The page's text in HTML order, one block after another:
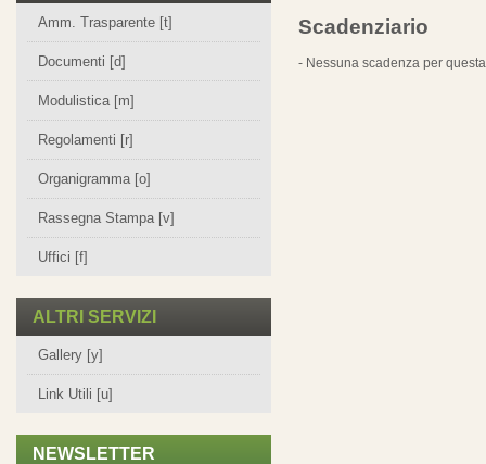
Amm. Trasparente [t]
Documenti [d]
Modulistica [m]
Regolamenti [r]
Organigramma [o]
Rassegna Stampa [v]
Uffici [f]
ALTRI SERVIZI
Gallery [y]
Link Utili [u]
NEWSLETTER
Scadenziario
- Nessuna scadenza per